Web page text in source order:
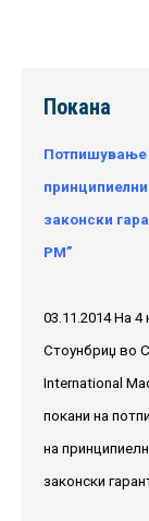
Покана
Потпишување
законски
РМ”
03.11.2014 На
Стоунбриџ во
International
покани на
на
законски